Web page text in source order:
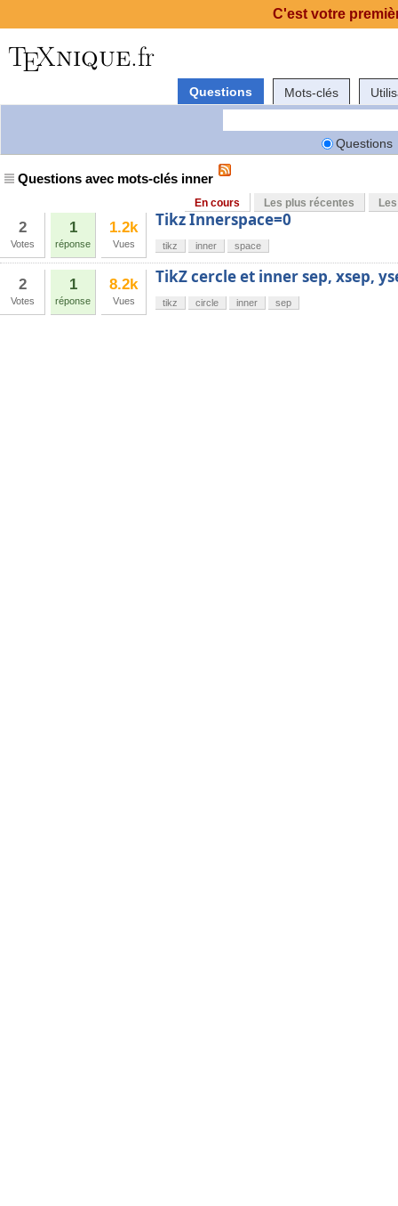
Questions Mots-clés
Questions
Questions avec mots-clés inner
En cours Les plus récentes
2
Votes
1
réponse
1.2k
Vues
Tikz Innerspace=0
tikz inner space
2
Votes
1
réponse
8.2k
Vues
TikZ cercle et inner sep, xsep,
tikz circle inner sep
C'est votre